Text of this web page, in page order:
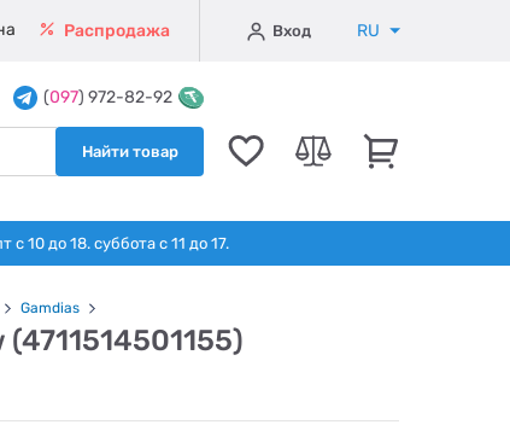
Распродажа Вход RU
(097) 972-82-92
Найти товар
10 до 18. суббота с 11 до 17.
Gamdias